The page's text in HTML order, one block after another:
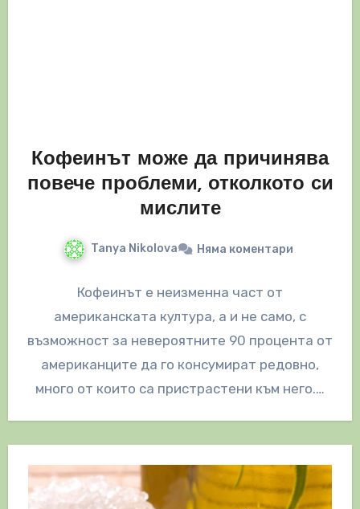
Кофеинът може да причинява
повече проблеми, отколкото си
мислите
Tanya Nikolova Няма коментари
Кофеинът е неизменна част от
американската култура, а и не само, с
възможност за невероятните 90 процента от
американците да го консумират редовно,
много от които са пристрастени към него.…